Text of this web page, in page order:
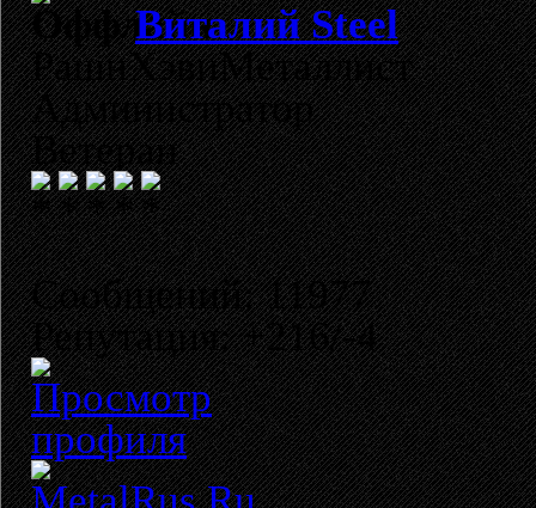
Виталий Steel
РашнХэвиМеталлист
Администратор
Ветеран
Сообщений: 11977
Репутация: +216/-4